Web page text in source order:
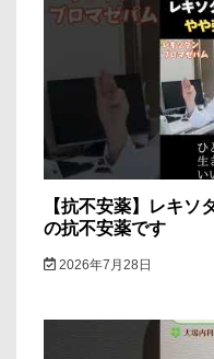
シ
【抗不安薬】レキ
の抗不安薬です
2026年7月28日